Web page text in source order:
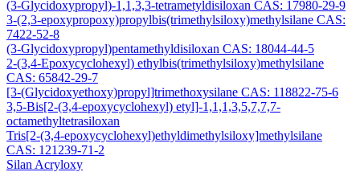
(3-Glycidoxypropyl)-1,1,3,3-tetrametyldisiloxan CAS: 17980-29-9
3-(2,3-epoxypropoxy)propylbis(trimethylsiloxy)methylsilane CAS:
7422-52-8
(3-Glycidoxypropyl)pentamethyldisiloxan CAS: 18044-44-5
2-(3,4-Epoxycyclohexyl) ethylbis(trimethylsiloxy)methylsilane
CAS: 65842-29-7
[3-(Glycidoxyethoxy)propyl]trimethoxysilane CAS: 118822-75-6
3,5-Bis[2-(3,4-epoxycyclohexyl) etyl]-1,1,1,3,5,7,7,7-
octamethyltetrasiloxan
Tris[2-(3,4-epoxycyclohexyl)ethyldimethylsiloxy]methylsilane
CAS: 121239-71-2
Silan Acryloxy